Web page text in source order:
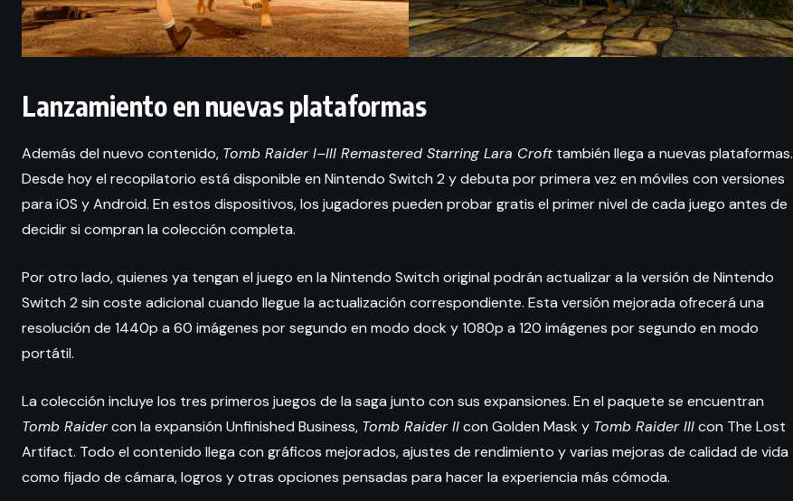
Lanzamiento en nuevas plataformas
Además del nuevo contenido, Tomb Raider I–III Remastered Starring Lara Crofttambién llega a nuevas plataformas.
Desde hoy el recopilatorio está disponible en Nintendo Switch 2 y debuta por primera vez en móviles con versiones
para iOS y Android. En estos dispositivos, los jugadores pueden probar gratis el primer nivel de cada juego antes de
decidir si compran la colección completa.
Por otro lado, quienes ya tengan el juego en la Nintendo Switch original podrán actualizar a la versión de Nintendo
Switch 2 sin coste adicional cuando llegue la actualización correspondiente. Esta versión mejorada ofrecerá una
resolución de 1440p a 60 imágenes por segundo en modo dock y 1080p a 120 imágenes por segundo en modo
portátil.
La colección incluye los tres primeros juegos de la saga junto con sus expansiones. En el paquete se encuentran
Tomb Raidercon la expansión Unfinished Business, Tomb Raider IIcon Golden Mask y Tomb Raider IIIcon The Lost
Artifact. Todo el contenido llega con gráficos mejorados, ajustes de rendimiento y varias mejoras de calidad de vida
como fijado de cámara, logros y otras opciones pensadas para hacer la experiencia más cómoda.